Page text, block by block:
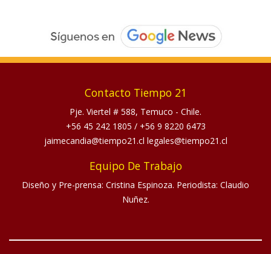
Contacto Tiempo 21
Pje. Viertel # 588, Temuco - Chile.
+56 45 242 1805 / +56 9 8220 6473
jaimecandia@tiempo21.cl legales@tiempo21.cl
Equipo De Trabajo
Diseño y Pre-prensa: Cristina Espinoza. Periodista: Claudio
Nuñez.